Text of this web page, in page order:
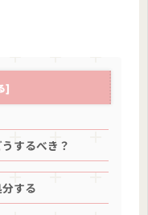
するべき？
する